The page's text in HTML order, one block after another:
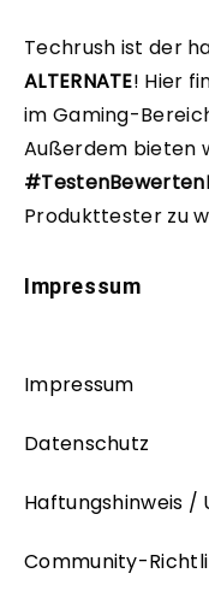
Techrush ist der
ALTERNATE! Hier
im Gaming-
Außerdem bieten
Produkttester zu
Impressum
Impressum
Datenschutz
Haftungshinweis
Community-